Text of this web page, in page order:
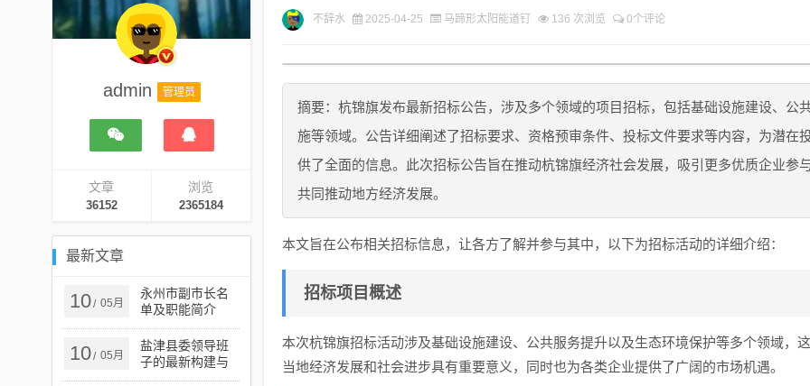
admin 管理员
文章
36152
浏览
2365184
最新文章
10/ 05月
永州市副市长名
单及职能简介
10/ 05月
盐津县委领导班
子的最新构建与
发展概览
不辞水 2025-04-25 马蹄形太阳能道钉 136 次浏览 0个评论
摘要：杭锦旗发布最新招标公告，涉及多个领域的项目招标，包括基础设施建设、公
施等领域。公告详细阐述了招标要求、资格预审条件、投标文件要求等内容，为潜在
供了全面的信息。此次招标公告旨在推动杭锦旗经济社会发展，吸引更多优质企业参
共同推动地方经济发展。
本文旨在公布相关招标信息，让各方了解并参与其中，以下为招标活动的详细介绍：
招标项目概述
本次杭锦旗招标活动涉及基础设施建设、公共服务提升以及生态环境保护等多个领域，
当地经济发展和社会进步具有重要意义，同时也为各类企业提供了广阔的市场机遇。